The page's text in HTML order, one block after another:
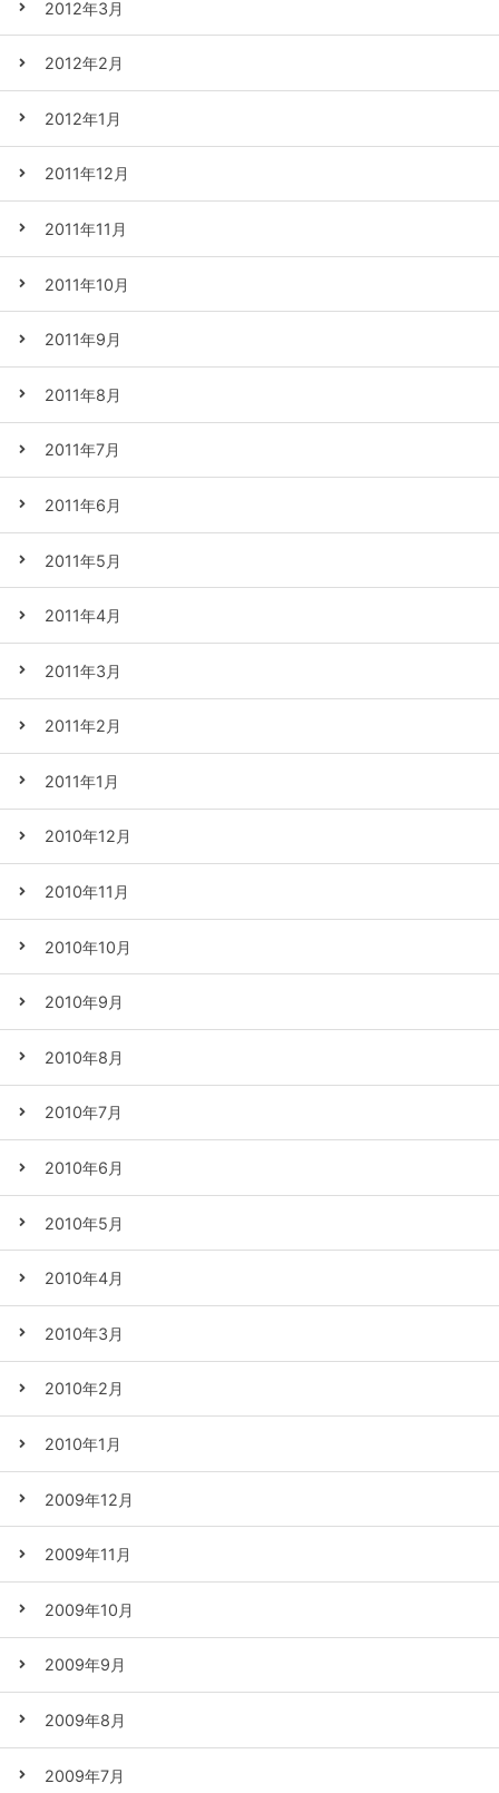
2012年3月
2012年2月
2012年1月
2011年12月
2011年11月
2011年10月
2011年9月
2011年8月
2011年7月
2011年6月
2011年5月
2011年4月
2011年3月
2011年2月
2011年1月
2010年12月
2010年11月
2010年10月
2010年9月
2010年8月
2010年7月
2010年6月
2010年5月
2010年4月
2010年3月
2010年2月
2010年1月
2009年12月
2009年11月
2009年10月
2009年9月
2009年8月
2009年7月